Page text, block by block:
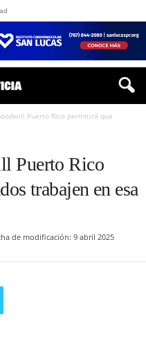
Puerto Rico permitirá que
Puerto Rico
trabajen en esa
de modificación: 9 abril 2025